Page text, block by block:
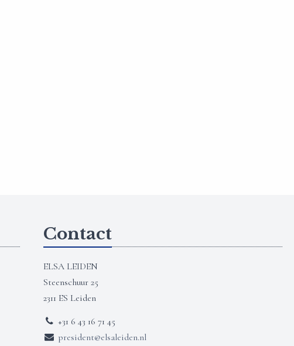
Contact
ELSA LEIDEN
Steenschuur 25
2311 ES Leiden
+31 6 43 16 71 45
president@elsaleiden.nl